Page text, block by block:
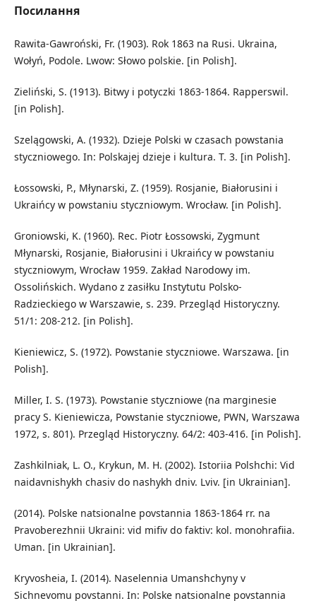
Посилання
Rawita-Gawroński, Fr. (1903). Rok 1863 na Rusi. Ukraina,
Wołyń, Podole. Lwow: Słowo polskie. [in Polish].
Zieliński, S. (1913). Bitwy i potyczki 1863-1864. Rapperswil.
[in Polish].
Szelągowski, A. (1932). Dzieje Polski w czasach powstania
styczniowego. In: Polskajej dzieje i kultura. T. 3. [in Polish].
Łossowski, P., Młynarski, Z. (1959). Rosjanie, Białorusini i
Ukraińcy w powstaniu styczniowym. Wrocław. [in Polish].
Groniowski, K. (1960). Rec. Piotr Łossowski, Zygmunt
Młynarski, Rosjanie, Białorusini i Ukraińcy w powstaniu
styczniowym, Wrocław 1959. Zakład Narodowy im.
Ossolińskich. Wydano z zasiłku Instytutu Polsko-
Radzieckiego w Warszawie, s. 239. Przegląd Historyczny.
51/1: 208-212. [in Polish].
Kieniewicz, S. (1972). Powstanie styczniowe. Warszawa. [in
Polish].
Miller, I. S. (1973). Powstanie styczniowe (na marginesie
pracy S. Kieniewicza, Powstanie styczniowe, PWN, Warszawa
1972, s. 801). Przegląd Historyczny. 64/2: 403-416. [in Polish].
Zashkilniak, L. O., Krykun, M. H. (2002). Istoriia Polshchi: Vid
naidavnishykh chasiv do nashykh dniv. Lviv. [in Ukrainian].
(2014). Polske natsionalne povstannia 1863-1864 rr. na
Pravoberezhnii Ukraini: vid mifiv do faktiv: kol. monohrafiia.
Uman. [in Ukrainian].
Kryvosheia, I. (2014). Naselennia Umanshchyny v
Sichnevomu povstanni. In: Polske natsionalne povstannia